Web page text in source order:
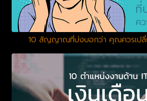
10 สัญญาณที่บ่งบอกว่า คุณควรเปลี่